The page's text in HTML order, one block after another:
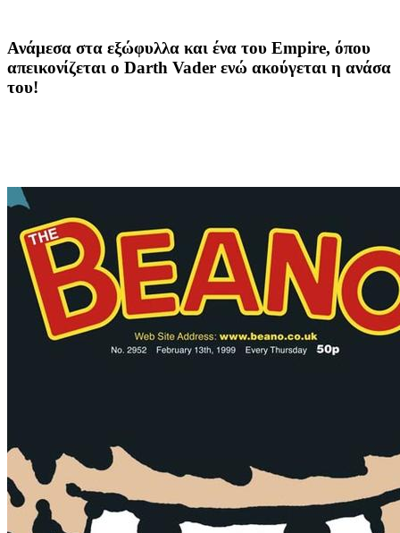
Ανάμεσα στα εξώφυλλα και ένα του Empire, όπου
απεικονίζεται ο Darth Vader ενώ ακούγεται η ανάσα
του!